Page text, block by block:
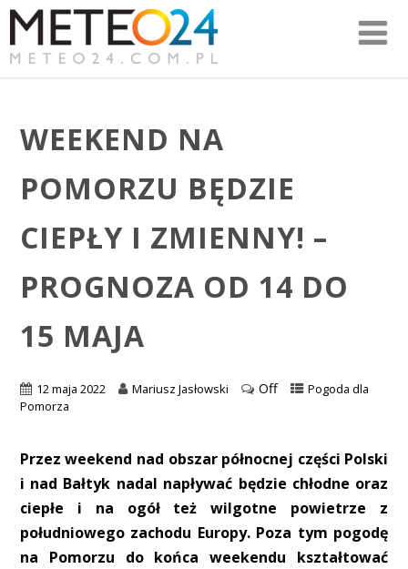
WEEKEND NA
POMORZU BĘDZIE
CIEPŁY I ZMIENNY! –
PROGNOZA OD 14 DO
15 MAJA
12 maja 2022 Mariusz Jasłowski Off
Pogoda dla
Pomorza
Przez weekend nad obszar północnej części Polski
i nad Bałtyk nadal napływać będzie chłodne oraz
ciepłe i na ogół też wilgotne powietrze z
południowego zachodu Europy. Poza tym pogodę
na Pomorzu do końca weekendu kształtować